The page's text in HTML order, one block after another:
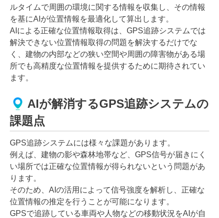
ルタイムで周囲の環境に関する情報を収集し、その情報
を基にAIが位置情報を最適化して算出します。
AIによる正確な位置情報取得は、GPS追跡システムでは
解決できない位置情報取得の問題を解決するだけでな
く、建物の内部などの狭い空間や周囲の障害物がある場
所でも高精度な位置情報を提供するために期待されてい
ます。
AIが解消するGPS追跡システムの
課題点
GPS追跡システムには様々な課題があります。
例えば、建物の影や森林地帯など、GPS信号が届きにく
い場所では正確な位置情報が得られないという問題があ
ります。
そのため、AIの活用によって信号強度を解析し、正確な
位置情報の推定を行うことが可能になります。
GPSで追跡している車両や人物などの移動状況をAIが自